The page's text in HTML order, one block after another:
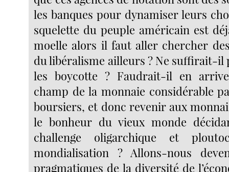
les banques pour dynamiser leurs
squelette du peuple américain est
moelle alors il faut aller chercher
du libéralisme ailleurs ? Ne suffirait-il
les boycotte ? Faudrait-il en
champ de la monnaie considérable
boursiers, et donc revenir aux
le bonheur du vieux monde
challenge oligarchique et
mondialisation ? Allons-nous
pragmatiques de la diversité de